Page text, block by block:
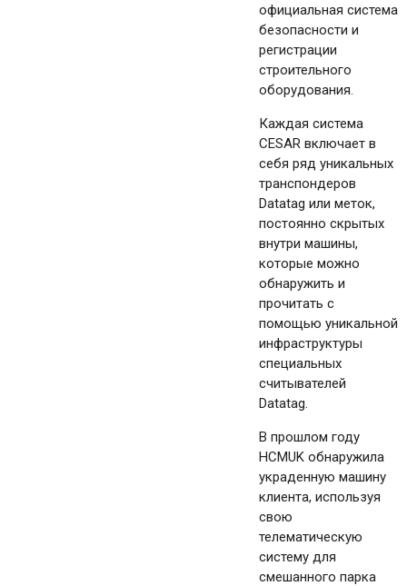
официальная система
безопасности и
регистрации
строительного
оборудования.
Каждая система
CESAR включает в
себя ряд уникальных
транспондеров
Datatag или меток,
постоянно скрытых
внутри машины,
которые можно
обнаружить и
прочитать с
помощью уникальной
инфраструктуры
специальных
считывателей
Datatag.
В прошлом году
HCMUK обнаружила
украденную машину
клиента, используя
свою
телематическую
систему для
смешанного парка